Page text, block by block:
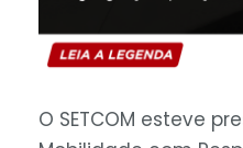
O SETCOM esteve